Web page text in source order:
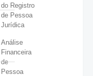
do Registro
de Pessoa
Jurídica
Análise
Financeira
de
Pessoa